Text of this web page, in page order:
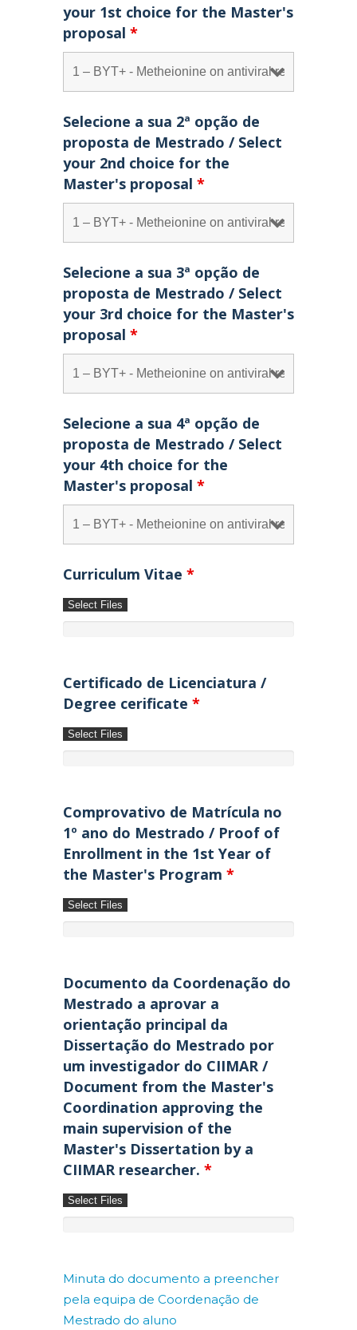
your 1st choice for the Master's
proposal *
Selecione a sua 2ª opção de
proposta de Mestrado / Select
your 2nd choice for the
Master's proposal *
Selecione a sua 3ª opção de
proposta de Mestrado / Select
your 3rd choice for the Master's
proposal *
Selecione a sua 4ª opção de
proposta de Mestrado / Select
your 4th choice for the
Master's proposal *
Curriculum Vitae *
Select Files
Certificado de Licenciatura /
Degree cerificate *
Select Files
Comprovativo de Matrícula no
1º ano do Mestrado / Proof of
Enrollment in the 1st Year of
the Master's Program *
Select Files
Documento da Coordenação do
Mestrado a aprovar a
orientação principal da
Dissertação do Mestrado por
um investigador do CIIMAR /
Document from the Master's
Coordination approving the
main supervision of the
Master's Dissertation by a
CIIMAR researcher. *
Select Files
Minuta do documento a preencher
pela equipa de Coordenação de
Mestrado do aluno